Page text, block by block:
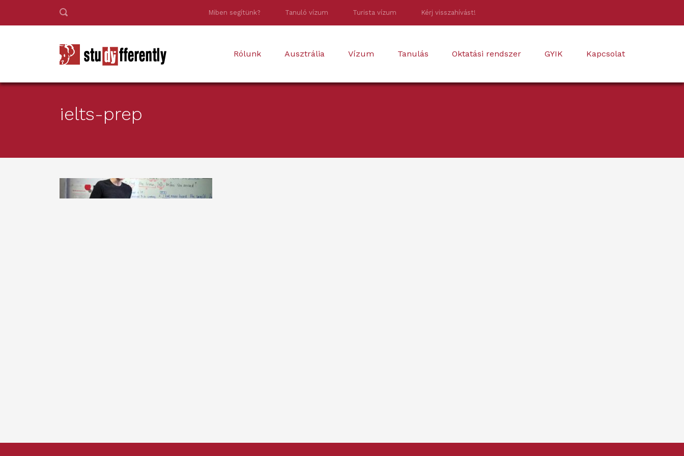
Miben segítünk? Tanuló vízum Turista vízum Kérj visszahívást!
Rólunk Ausztrália Vízum Tanulás Oktatási rendszer GYIK Kapcsolat
ielts-prep